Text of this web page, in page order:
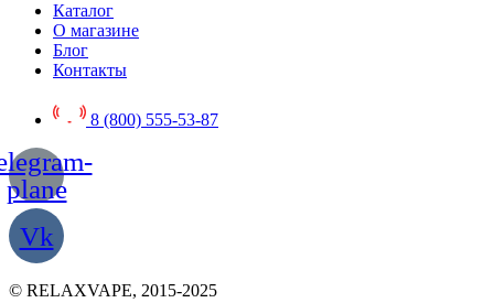
Каталог
О магазине
Блог
Контакты
8 (800) 555-53-87
plane
Vk
© RELAXVAPE, 2015-2025